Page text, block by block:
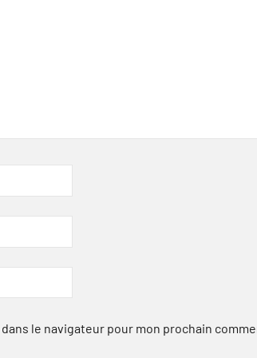
le navigateur pour mon prochain